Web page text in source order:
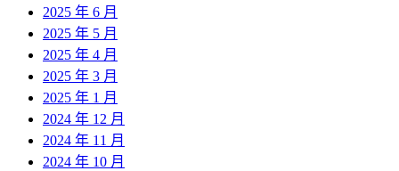
2025 年 6 月
2025 年 5 月
2025 年 4 月
2025 年 3 月
2025 年 1 月
2024 年 12 月
2024 年 11 月
2024 年 10 月